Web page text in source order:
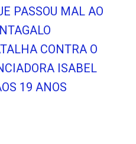
PASSOU MAL AO
CONTRA O
ISABEL
19 ANOS